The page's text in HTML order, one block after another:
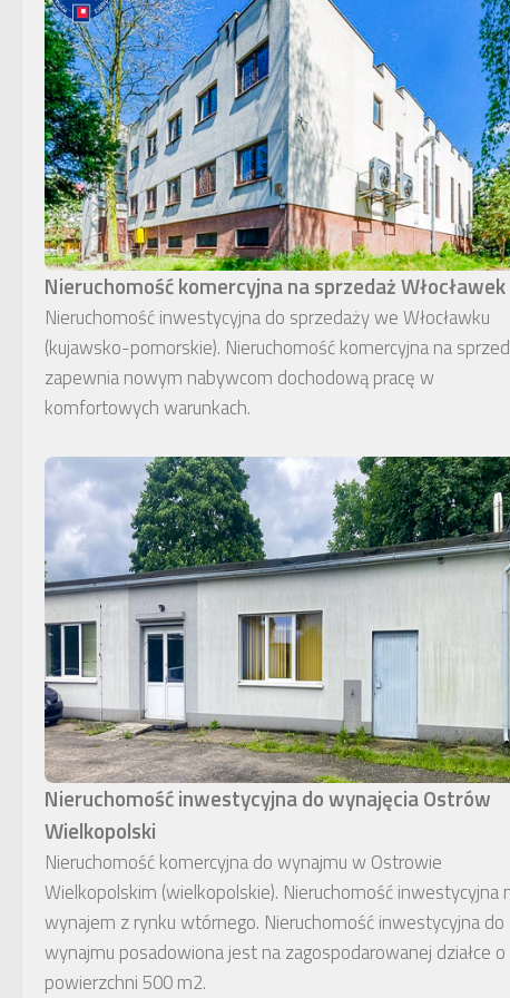
Nieruchomość komercyjna na sprzedaż Włocławek
Nieruchomość inwestycyjna do sprzedaży we Włocławku
(kujawsko-pomorskie). Nieruchomość komercyjna na
zapewnia nowym nabywcom dochodową pracę w
komfortowych warunkach.
Nieruchomość inwestycyjna do wynajęcia Ostrów
Wielkopolski
Nieruchomość komercyjna do wynajmu w Ostrowie
Wielkopolskim (wielkopolskie). Nieruchomość inwestycyjna
wynajem z rynku wtórnego. Nieruchomość inwestycyjna do
wynajmu posadowiona jest na zagospodarowanej działce o
powierzchni 500 m2.